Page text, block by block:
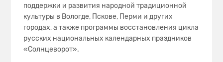
поддержки и развития народной традиционной
культуры в Вологде, Пскове, Перми и других
городах, а также программы восстановления цикла
русских национальных календарных праздников
«Солнцеворот».